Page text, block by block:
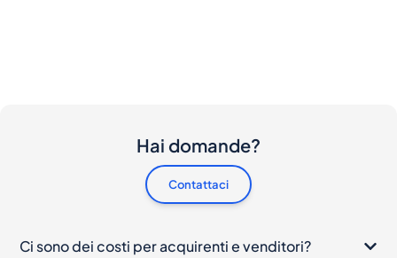
Hai domande?
Contattaci
Ci sono dei costi per acquirenti e venditori?